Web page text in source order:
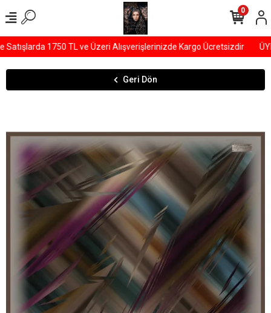
1750 TL ve Üzeri Alışverişlerinizde Kargo Ücretsizdir
0
Geri Dön